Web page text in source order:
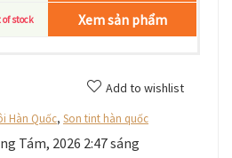
of stock Xem sản phẩm
Add to wishlist
Hàn Quốc, Son tint hàn quốc
Tám, 2026 2:47 sáng